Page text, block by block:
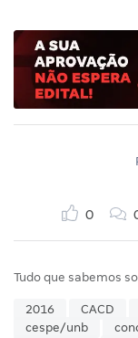
0
Tudo que sabemos
2016 CACD
cespe/unb